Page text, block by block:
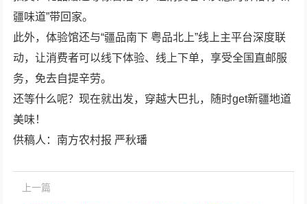
疆味道”带回家。
此外，体验馆还与“疆品南下 粤品北上”线上主平台深度联
动，让消费者可以线下体验、线上下单，享受全国直邮服
务，免去自提辛劳。
还等什么呢？现在就出发，穿越大巴扎，随时get新疆地道
美味！
供稿人：南方农村报 严秋璠
上一篇